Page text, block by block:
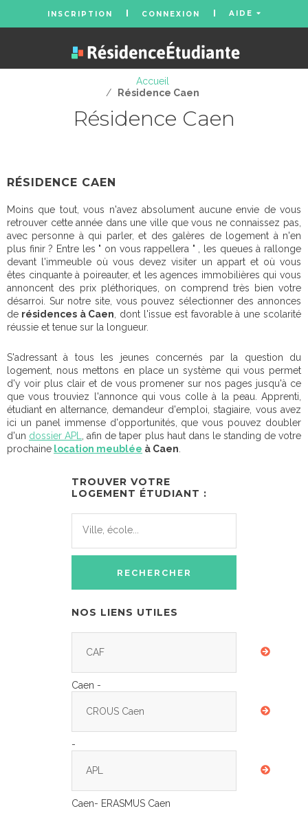
INSCRIPTION CONNEXION AIDE
Accueil
/
Résidence Caen
Résidence Caen
RÉSIDENCE CAEN
Moins que tout, vous n'avez absolument aucune envie de vous
retrouver cette année dans une ville que vous ne connaissez pas,
avec personne à qui parler, et des galères de logement à n'en
plus finir ? Entre les " on vous rappellera " , les queues à rallonge
devant l'immeuble où vous devez visiter un appart et où vous
êtes cinquante à poireauter, et les agences immobilières qui vous
annoncent des prix pléthoriques, on comprend très bien votre
désarroi. Sur notre site, vous pouvez sélectionner des annonces
de résidences à Caen , dont l'issue est favorable à une scolarité
réussie et tenue sur la longueur.
S'adressant à tous les jeunes concernés par la question du
logement, nous mettons en place un système qui vous permet
d'y voir plus clair et de vous promener sur nos pages jusqu'à ce
que vous trouviez l'annonce qui vous colle à la peau. Apprenti,
étudiant en alternance, demandeur d'emploi, stagiaire, vous avez
ici un panel immense d'opportunités, que vous pouvez doubler
d'un dossier APL
, afin de taper plus haut dans le standing de votre
prochaine location meublée à Caen
TROUVER VOTRE
LOGEMENT ÉTUDIANT :
NOS LIENS UTILES
CAF
Caen -
CROUS Caen
-
APL
Caen- ERASMUS Caen